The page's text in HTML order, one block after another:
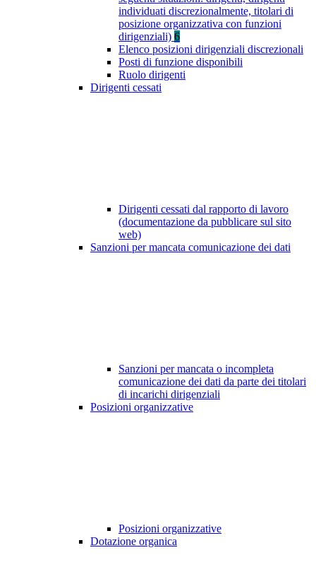
individuati discrezionalmente, titolari di
posizione organizzativa con funzioni
dirigenziali) 6
Elenco posizioni dirigenziali discrezionali
Posti di funzione disponibili
Ruolo dirigenti
Dirigenti cessati
Dirigenti cessati dal rapporto di lavoro
(documentazione da pubblicare sul sito
web)
Sanzioni per mancata comunicazione dei dati
Sanzioni per mancata o incompleta
comunicazione dei dati da parte dei titolari
di incarichi dirigenziali
Posizioni organizzative
Posizioni organizzative
Dotazione organica